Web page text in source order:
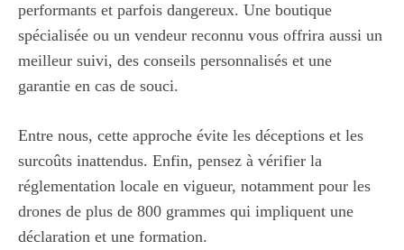
performants et parfois dangereux. Une boutique
spécialisée ou un vendeur reconnu vous offrira aussi un
meilleur suivi, des conseils personnalisés et une
garantie en cas de souci.
Entre nous, cette approche évite les déceptions et les
surcoûts inattendus. Enfin, pensez à vérifier la
réglementation locale en vigueur, notamment pour les
drones de plus de 800 grammes qui impliquent une
déclaration et une formation.